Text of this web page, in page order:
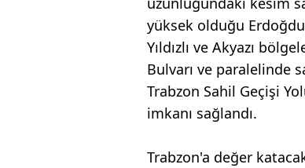
yüksek olduğu
Yıldızlı ve Akyazı
Bulvarı ve paralelinde
Trabzon Sahil Geçişi
imkanı sağlandı.
Trabzon'a değer